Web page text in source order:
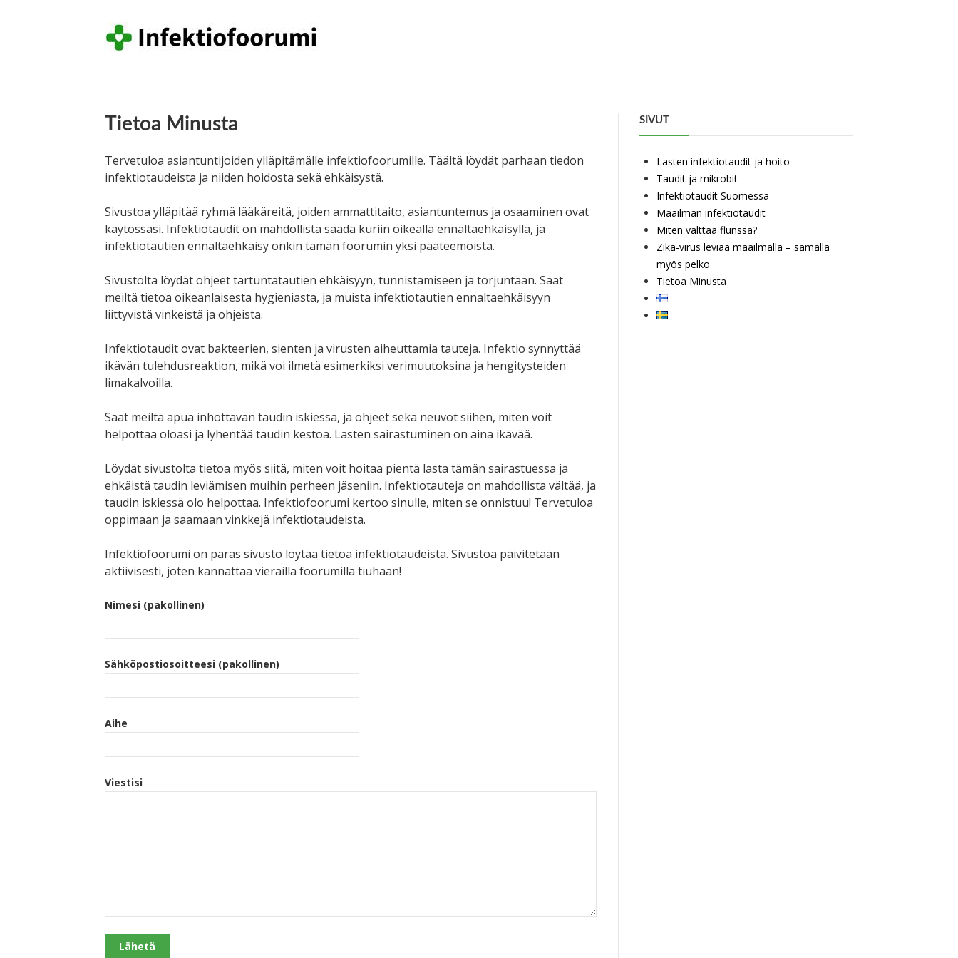
Tietoa Minusta
Tervetuloa asiantuntijoiden ylläpitämälle infektiofoorumille. Täältä löydät parhaan tiedon
infektiotaudeista ja niiden hoidosta sekä ehkäisystä.
Sivustoa ylläpitää ryhmä lääkäreitä, joiden ammattitaito, asiantuntemus ja osaaminen ovat
käytössäsi. Infektiotaudit on mahdollista saada kuriin oikealla ennaltaehkäisyllä, ja
infektiotautien ennaltaehkäisy onkin tämän foorumin yksi pääteemoista.
Sivustolta löydät ohjeet tartuntatautien ehkäisyyn, tunnistamiseen ja torjuntaan. Saat
meiltä tietoa oikeanlaisesta hygieniasta, ja muista infektiotautien ennaltaehkäisyyn
liittyvistä vinkeistä ja ohjeista.
Infektiotaudit ovat bakteerien, sienten ja virusten aiheuttamia tauteja. Infektio synnyttää
ikävän tulehdusreaktion, mikä voi ilmetä esimerkiksi verimuutoksina ja hengitysteiden
limakalvoilla.
Saat meiltä apua inhottavan taudin iskiessä, ja ohjeet sekä neuvot siihen, miten voit
helpottaa oloasi ja lyhentää taudin kestoa. Lasten sairastuminen on aina ikävää.
Löydät sivustolta tietoa myös siitä, miten voit hoitaa pientä lasta tämän sairastuessa ja
ehkäistä taudin leviämisen muihin perheen jäseniin. Infektiotauteja on mahdollista vältää, ja
taudin iskiessä olo helpottaa. Infektiofoorumi kertoo sinulle, miten se onnistuu! Tervetuloa
oppimaan ja saamaan vinkkejä infektiotaudeista.
Infektiofoorumi on paras sivusto löytää tietoa infektiotaudeista. Sivustoa päivitetään
aktiivisesti, joten kannattaa vierailla foorumilla tiuhaan!
Nimesi (pakollinen)
Sähköpostiosoitteesi (pakollinen)
Aihe
Viestisi
SIVUT
Lasten infektiotaudit ja hoito
Taudit ja mikrobit
Infektiotaudit Suomessa
Maailman infektiotaudit
Miten välttää flunssa?
Zika-virus leviää maailmalla – samalla
myös pelko
Tietoa Minusta